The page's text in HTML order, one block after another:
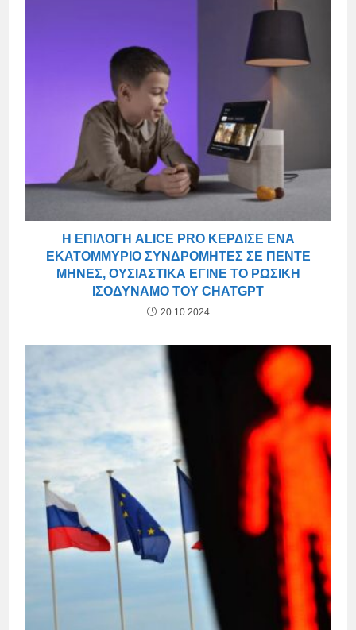
Η ΕΠΙΛΟΓΉ ALICE PRO ΚΈΡΔΙΣΕ ΈΝΑ
ΕΚΑΤΟΜΜΎΡΙΟ ΣΥΝΔΡΟΜΗΤΈΣ ΣΕ ΠΈΝΤΕ
ΜΉΝΕΣ, ΟΥΣΙΑΣΤΙΚΆ ΈΓΙΝΕ ΤΟ ΡΩΣΙΚΉ
ΙΣΟΔΎΝΑΜΟ ΤΟΥ CHATGPT
20.10.2024